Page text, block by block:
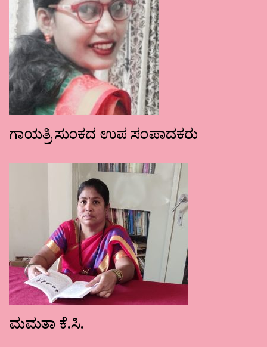
ಗಾಯತ್ರಿ ಸುಂಕದ ಉಪ ಸಂಪಾದಕರು
ಮಮತಾ ಕೆ.ಸಿ.